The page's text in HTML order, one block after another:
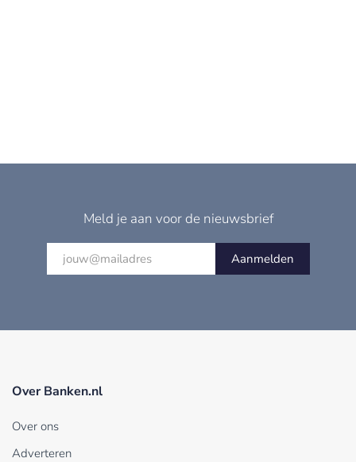
Meld je aan voor de nieuwsbrief
Aanmelden
Over Banken.nl
Over ons
Adverteren